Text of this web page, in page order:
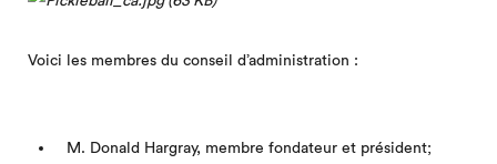
Voici les membres du conseil d’administration :
M. Donald Hargray, membre fondateur et président;